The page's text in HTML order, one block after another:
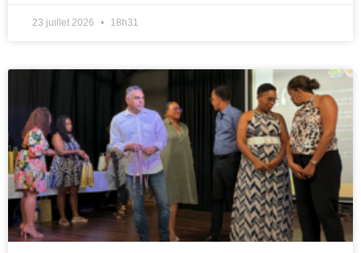
23 juillet 2026 18h31